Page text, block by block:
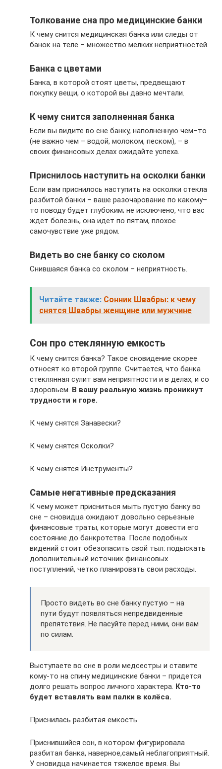
Толкование сна про медицинские банки
К чему снится медицинская банка или следы от
банок на теле – множество мелких неприятностей.
Банка с цветами
Банка, в которой стоят цветы, предвещают
покупку вещи, о которой вы давно мечтали.
К чему снится заполненная банка
Если вы видите во сне банку, наполненную чем–то
(не важно чем – водой, молоком, песком), – в
своих финансовых делах ожидайте успеха.
Приснилось наступить на осколки банки
Если вам приснилось наступить на осколки стекла
разбитой банки – ваше разочарование по какому–
то поводу будет глубоким; не исключено, что вас
ждет болезнь, она идет по пятам, плохое
самочувствие уже рядом.
Видеть во сне банку со сколом
Снившаяся банка со сколом – неприятность.
Читайте также: Сонник Швабры: к чему
снятся Швабры женщине или мужчине
Сон про стеклянную емкость
К чему снится банка? Такое сновидение скорее
относят ко второй группе. Считается, что банка
стеклянная сулит вам неприятности и в делах, и со
здоровьем. В вашу реальную жизнь проникнут
трудности и горе.
К чему снятся Занавески?
К чему снятся Осколки?
К чему снятся Инструменты?
Самые негативные предсказания
К чему может присниться мыть пустую банку во
сне – сновидца ожидают довольно серьезные
финансовые траты, которые могут довести его
состояние до банкротства. После подобных
видений стоит обезопасить свой тыл: подыскать
дополнительный источник финансовых
поступлений, четко планировать свои расходы.
Просто видеть во сне банку пустую – на
пути будут появляться непредвиденные
препятствия. Не пасуйте перед ними, они вам
по силам.
Выступаете во сне в роли медсестры и ставите
кому-то на спину медицинские банки – придется
долго решать вопрос личного характера. Кто-то
будет вставлять вам палки в колёса.
Приснилась разбитая емкость
Приснившийся сон, в котором фигурировала
разбитая банка, наверное,самый неблагоприятный.
У сновидца начинается тяжелое время. Вы